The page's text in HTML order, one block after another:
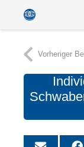
Vorheriger